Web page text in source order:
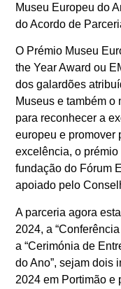
Museu Europeu do
do Acordo de
O Prémio Museu
the Year Award ou
dos galardões
Museus e também
para reconhecer a
europeu e promover
excelência, o
fundação do Fórum
apoiado pelo
A parceria agora
2024, a
a “Cerimónia de
do Ano”, sejam dois
2024 em Portimão e